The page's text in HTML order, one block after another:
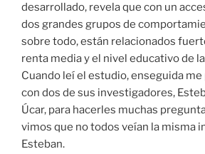
desarrollado, revela que con un
dos grandes grupos de
sobre todo, están relacionados
renta media y el nivel educativo de
Cuando leí el estudio, enseguida
con dos de sus investigadores,
Úcar, para hacerles muchas
vimos que no todos veían la misma
Esteban.